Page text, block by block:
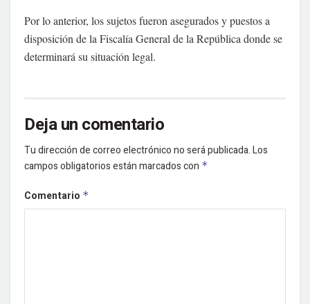
Por lo anterior, los sujetos fueron asegurados y puestos a
disposición de la Fiscalía General de la República donde se
determinará su situación legal.
Deja un comentario
Tu dirección de correo electrónico no será publicada.Los
campos obligatorios están marcados con *
Comentario *